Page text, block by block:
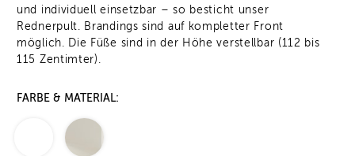
und individuell einsetzbar – so besticht unser
Rednerpult. Brandings sind auf kompletter Front
möglich. Die Füße sind in der Höhe verstellbar (112 bis
115 Zentimter).
FARBE & MATERIAL: